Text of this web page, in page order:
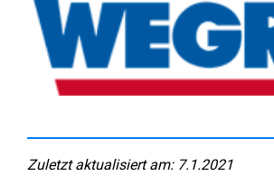
Zuletzt aktualisiert am: 7.1.2021